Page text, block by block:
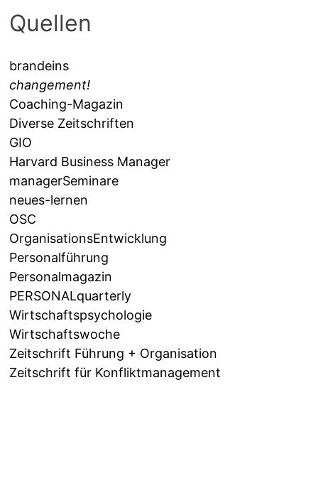
Quellen
brandeins
changement!
Coaching-Magazin
Diverse Zeitschriften
GIO
Harvard Business Manager
managerSeminare
neues-lernen
OSC
OrganisationsEntwicklung
Personalführung
Personalmagazin
PERSONALquarterly
Wirtschaftspsychologie
Wirtschaftswoche
Zeitschrift Führung + Organisation
Zeitschrift für Konfliktmanagement